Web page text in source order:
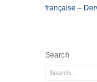
française –
Search